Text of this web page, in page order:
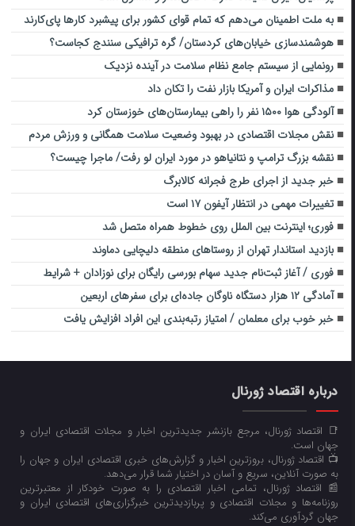
به ملت اطمینان می‌دهم که تمام قوای کشور برای پیشبرد کارها پای‌کارند
هوشمندسازی خیابان‌های کردستان/ گره ترافیکی سنندج کجا‌ست؟‌
رونمایی از سیستم جامع نظام سلامت در آینده نزدیک
مذاکرات ایران و آمریکا بازار نفت را تکان داد
آلودگی هوا ۱۵۰۰ نفر را راهی بیمارستان‌های خوزستان کرد
نقش مجلات اقتصادی در بهبود وضعیت سلامت همگانی و ورزش مردم
نقشه بزرگ ترامپ و نتانیاهو در مورد ایران لو رفت/ ماجرا چیست؟
خبر جدید از اجرای طرج فجرانه کالابرگ
تغییرات مهمی در انتظار آیفون ۱۷ است
فوری؛ اینترنت بین الملل روی خطوط همراه متصل شد
بازدید استاندار تهران از روستاهای منطقه دلیچایی دماوند
فوری / آغاز ثبت‌نام جدید سهام بورسی رایگان برای نوزادان + شرایط
آمادگی ۱۲ هزار دستگاه ناوگان جاده‌ای برای سفرهای اربعین
خبر خوب برای معلمان / امتیاز رتبه‌بندی این افراد افزایش یافت
درباره اقتصاد ژورنال
📑 اقتصاد ژورنال، مرجع بازنشر جدیدترین اخبار و مجلات اقتصادی ایران و
جهان است.
📺 اقتصاد ژورنال، بروزترین اخبار و گزارش‌های خبری اقتصادی ایران و جهان را
به صورت آنلاین، سریع و آسان در اختیار شما قرار می‌‌دهد.
📰 اقتصاد ژورنال، تمامی اخبار اقتصادی را به صورت خودکار از معتبرترین
روزنامه‌ها و مجلات اقتصادی و پربازدیدترین خبرگزاری‌های اقتصادی ایران و
جهان گردآوری می‌کند.